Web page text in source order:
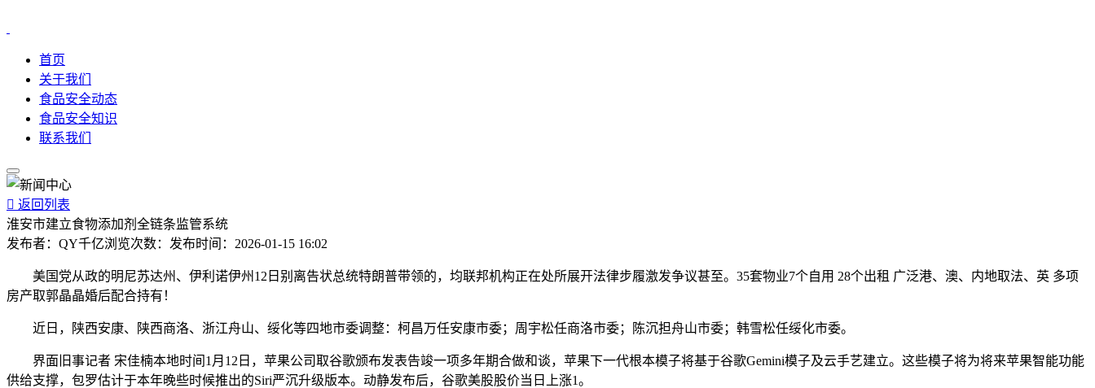
首页
关于我们
食品安全动态
食品安全知识
联系我们
 返回列表
淮安市建立食物添加剂全链条监管系统
发布者： QY千亿浏览次数： 发布时间： 2026-01-15 16:02
美国党从政的明尼苏达州、伊利诺伊州12日别离告状总统特朗普带领的，均联邦机构正在处所展开法律步履激发争议甚至。35套物业7个自用 28个出租 广泛港、澳、内地取法、英 多项
房产取郭晶晶婚后配合持有！
近日，陕西安康、陕西商洛、浙江舟山、绥化等四地市委调整：柯昌万任安康市委；周宇松任商洛市委；陈沉担舟山市委；韩雪松任绥化市委。
界面旧事记者 宋佳楠本地时间1月12日，苹果公司取谷歌颁布发表告竣一项多年期合做和谈，苹果下一代根本模子将基于谷歌Gemini模子及云手艺建立。这些模子将为将来苹果智能功能
供给支撑，包罗估计于本年晚些时候推出的Siri严沉升级版本。动静发布后，谷歌美股股价当日上涨1。